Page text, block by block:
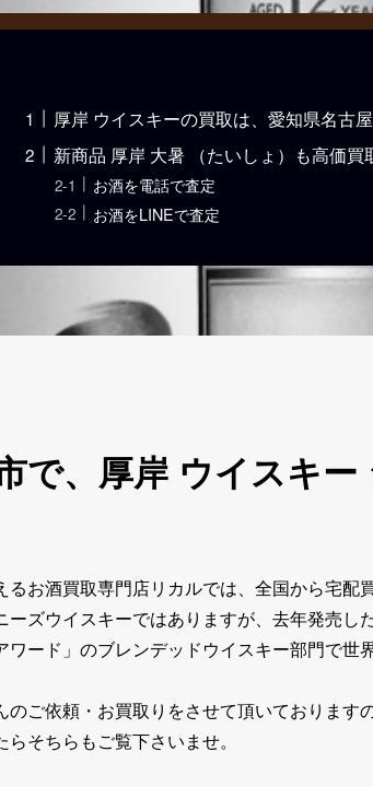
厚岸 ウイスキーの買取は、愛知県名古
新商品 厚岸 大暑 （たいしょ）も高価買
お酒を電話で査定
お酒をLINEで査定
で、厚岸 ウイスキ
お酒買取専門店リカルでは、全国から宅
ーズウイスキーではありますが、去年発売
ワード」のブレンデッドウイスキー部門で
のご依頼・お買取りをさせて頂いておりま
そちらもご覧下さいませ。